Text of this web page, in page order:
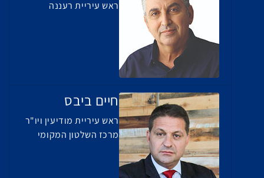
ראש עיריית רעננה
חיים ביבס
ראש עיריית מודיעין ויו"ר
מרכז השלטון המקומי